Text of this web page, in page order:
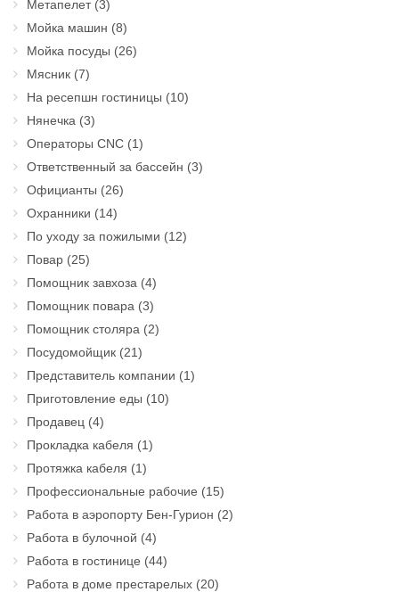
Метапелет(3)
Мойка машин (8)
Мойка посуды (26)
Мясник (7)
На ресепшн гостиницы (10)
Нянечка (3)
Операторы CNC (1)
Ответственный за бассейн (3)
Официанты (26)
Охранники (14)
По уходу за пожилыми (12)
Повар (25)
Помощник завхоза (4)
Помощник повара (3)
Помощник столяра (2)
Посудомойщик (21)
Представитель компании (1)
Приготовление еды (10)
Продавец (4)
Прокладка кабеля (1)
Протяжка кабеля (1)
Профессиональные рабочие (15)
Работа в аэропорту Бен-Гурион (2)
Работа в булочной (4)
Работа в гостинице (44)
Работа в доме престарелых (20)